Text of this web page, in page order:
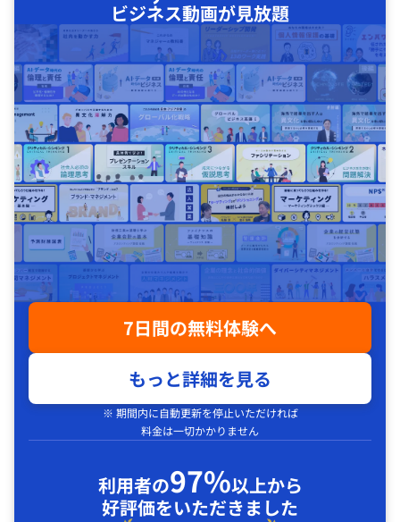
ビジネス動画が見放題
7日間の無料体験へ
もっと詳細を見る
※ 期間内に自動更新を停止いただければ
料金は一切かかりません
利用者の97%以上から
好評価をいただきました